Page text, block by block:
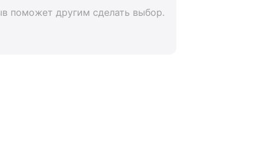
поможет другим сделать выбор.